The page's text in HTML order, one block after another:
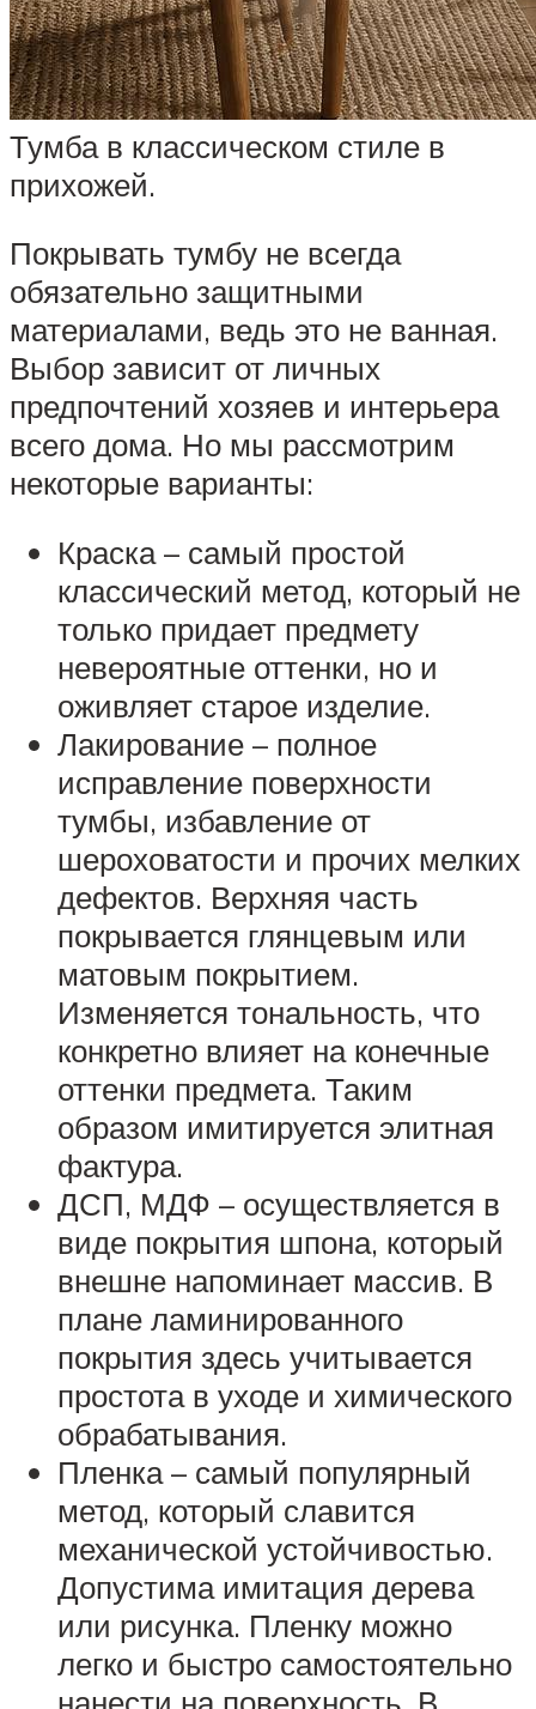
Тумба в классическом стиле в
прихожей.
Покрывать тумбу не всегда
обязательно защитными
материалами, ведь это не ванная.
Выбор зависит от личных
предпочтений хозяев и интерьера
всего дома. Но мы рассмотрим
некоторые варианты:
Краска – самый простой
классический метод, который не
только придает предмету
невероятные оттенки, но и
оживляет старое изделие.
Лакирование – полное
исправление поверхности
тумбы, избавление от
шероховатости и прочих мелких
дефектов. Верхняя часть
покрывается глянцевым или
матовым покрытием.
Изменяется тональность, что
конкретно влияет на конечные
оттенки предмета. Таким
образом имитируется элитная
фактура.
ДСП, МДФ – осуществляется в
виде покрытия шпона, который
внешне напоминает массив. В
плане ламинированного
покрытия здесь учитывается
простота в уходе и химического
обрабатывания.
Пленка – самый популярный
метод, который славится
механической устойчивостью.
Допустима имитация дерева
или рисунка. Пленку можно
легко и быстро самостоятельно